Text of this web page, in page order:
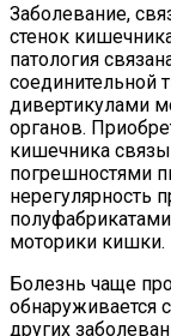
Заболевание,
стенок
патология
соединительной
дивертикулами
органов.
кишечника
погрешностями
нерегулярность
моторики кишки.
Болезнь чаще
обнаруживается
других